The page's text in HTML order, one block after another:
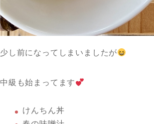
少し前になってしまいましたが
中級も始まってます
けんちん丼